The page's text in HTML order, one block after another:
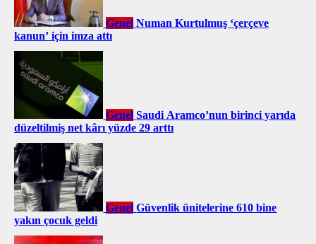
Genel Numan Kurtulmuş ‘çerçeve
kanun’ için imza attı
Genel Saudi Aramco’nun birinci yarıda
düzeltilmiş net kârı yüzde 29 arttı
Genel Güvenlik ünitelerine 610 bine
yakın çocuk geldi